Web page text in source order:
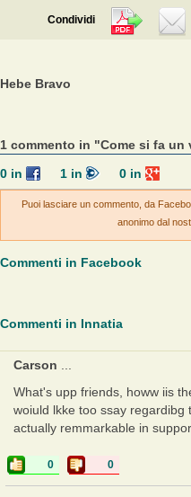
Condividi
Hebe Bravo
1 commento in "Come si fa un
0in 1in 0 in
Puoi lasciare un commento, da
anonimo dal
Commenti in Facebook
Commenti in Innatia
Carson
What's upp friends, howw iis
woiuld lkke too ssay
actually remmarkable in
0 0